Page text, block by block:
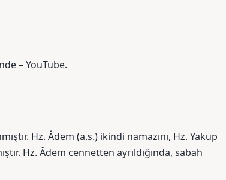
– YouTube.
Hz. Âdem (a.s.) ikindi namazını, Hz. Yakup
Hz. Âdem cennetten ayrıldığında, sabah